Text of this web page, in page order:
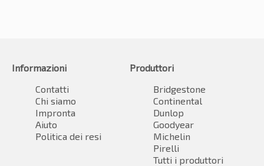
Informazioni
Contatti
Chi siamo
Impronta
Aiuto
Politica dei resi
Produttori
Bridgestone
Continental
Dunlop
Goodyear
Michelin
Pirelli
Tutti i produttori